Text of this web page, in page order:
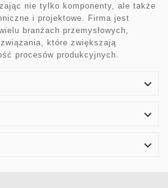
nie tylko komponenty, ale także
i projektowe. Firma jest
branżach przemysłowych,
które zwiększają
procesów produkcyjnych.


